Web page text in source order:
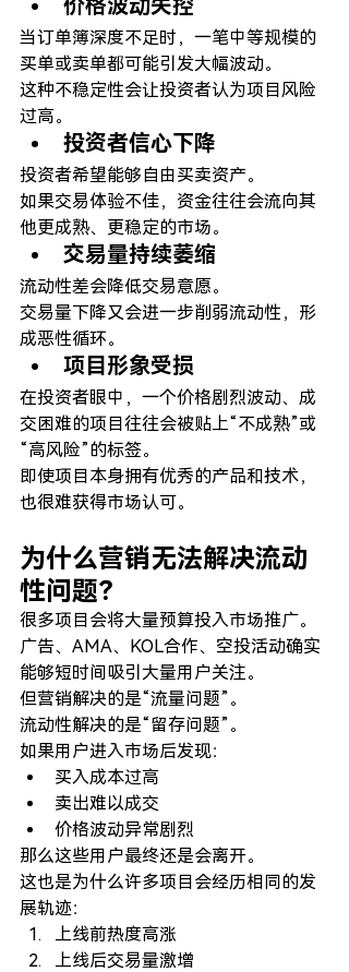
当订单簿深度不足时，一笔中等规模的
买单或卖单都可能引发大幅波动。
这种不稳定性会让投资者认为项目风险
过高。
投资者信心下降
投资者希望能够自由买卖资产。
如果交易体验不佳，资金往往会流向其
他更成熟、更稳定的市场。
交易量持续萎缩
流动性差会降低交易意愿。
交易量下降又会进一步削弱流动性，形
成恶性循环。
项目形象受损
在投资者眼中，一个价格剧烈波动、成
交困难的项目往往会被贴上“不成熟”或
“高风险”的标签。
即使项目本身拥有优秀的产品和技术，
也很难获得市场认可。
为什么营销无法解决流动
性问题？
很多项目会将大量预算投入市场推广。
广告、AMA、KOL合作、空投活动确实
能够短时间吸引大量用户关注。
但营销解决的是“流量问题”。
流动性解决的是“留存问题”。
如果用户进入市场后发现：
买入成本过高
卖出难以成交
价格波动异常剧烈
那么这些用户最终还是会离开。
这也是为什么许多项目会经历相同的发
展轨迹：
上线前热度高涨
上线后交易量激增